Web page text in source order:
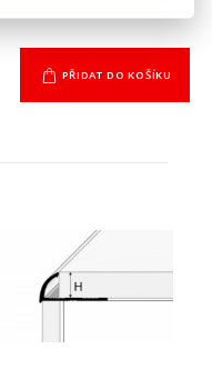
PŘIDAT DO KOŠÍKU